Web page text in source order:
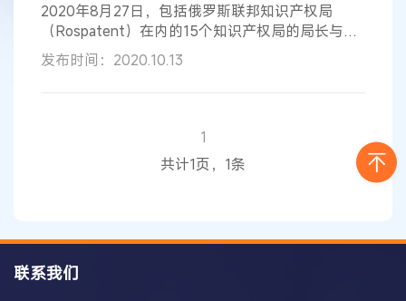
2020年8月27日，包括俄罗斯联邦知识产权局
（Rospatent）在内的15个知识产权局的局长与世
界知识产权组织（WIPO）总干事弗朗西斯．高锐
（Fracis Gurry）举行了一场视频会议，对暂定于
的工作以及诸多议题交换了数据。 弗朗西斯．高锐
的稳定性。据统计，
发布时间：2020.10.13
1
共计1页，1条
联系我们